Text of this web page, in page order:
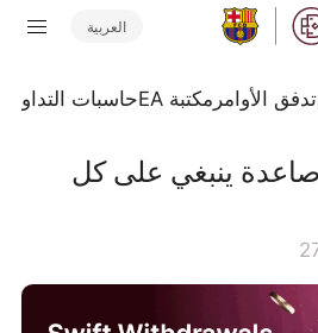
العربية
تدفق الأوامر مكتبة EA حاسبات التداول
صاعدة ينبغي على كل